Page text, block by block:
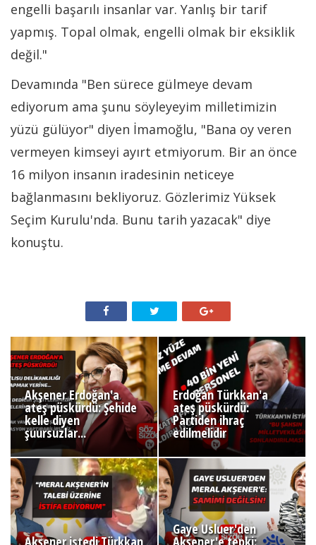
engelli başarılı insanlar var. Yanlış bir tarif
yapmış. Topal olmak, engelli olmak bir eksiklik
değil."
Devamında "Ben sürece gülmeye devam
ediyorum ama şunu söyleyeyim milletimizin
yüzü gülüyor" diyen İmamoğlu, "Bana oy veren
vermeyen kimseyi ayırt etmiyorum. Bir an önce
16 milyon insanın iradesinin neticeye
bağlanmasını bekliyoruz. Gözlerimiz Yüksek
Seçim Kurulu'nda. Bunu tarih yazacak" diye
konuştu.
Akşener Erdoğan'a
ateş püskürdü: Şehide
kelle diyen
şuursuzlar...
Erdoğan Türkkan'a
ateş püskürdü:
Partiden ihraç
edilmelidir
Akşener istedi Türkkan
Gaye Usluer'den
Akşener'e tepki: